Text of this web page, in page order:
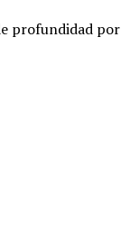
profundidad por